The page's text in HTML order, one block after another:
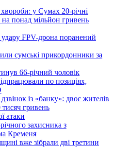
у Сумах 20-річні
понад мільйон гривень
FPV-дрона поранений
сумські прикордонники за
66-річний чоловік
по позиціях,
із «банку»: двоє жителів
гривень
атаки
захисника з
Кременя
вже зібрали дві третини